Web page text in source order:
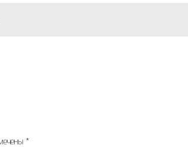
*